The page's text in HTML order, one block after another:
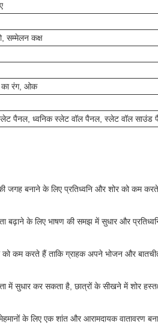
सम्मेलन कक्ष
का रंग, ओक
पैनल, ध्वनिक स्लेट वॉल पैनल, स्लेट वॉल साउंड
जगह बनाने के लिए प्रतिध्वनि और शोर को कम
बढ़ाने के लिए भाषण की समझ में सुधार और
को कम करते हैं ताकि ग्राहक अपने भोजन और
में सुधार कर सकता है, छात्रों के सीखने में शोर
के लिए एक शांत और आरामदायक